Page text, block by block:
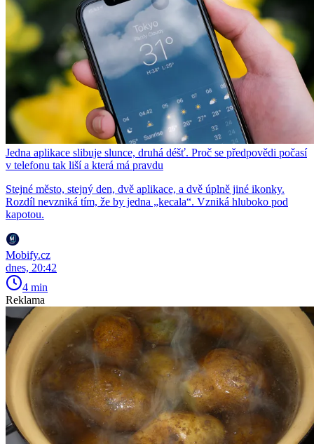
Jedna aplikace slibuje slunce, druhá déšť. Proč se předpovědi počasí
v telefonu tak liší a která má pravdu
Stejné město, stejný den, dvě aplikace, a dvě úplně jiné ikonky.
Rozdíl nevzniká tím, že by jedna „kecala“. Vzniká hluboko pod
kapotou.
Mobify.cz
dnes, 20:42
4 min
Reklama